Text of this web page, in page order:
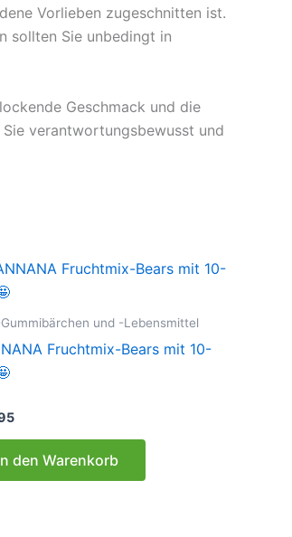
Vorlieben zugeschnitten ist.
sollten Sie unbedingt in
Geschmack und die
verantwortungsbewusst und
und -Lebensmittel
Fruchtmix-Bears mit 10-
den Warenkorb